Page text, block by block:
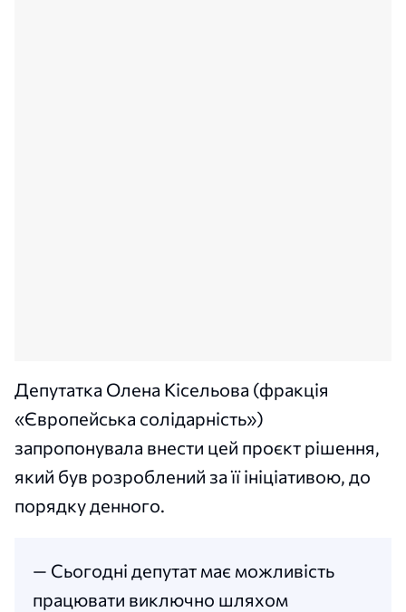
Депутатка Олена Кісельова (фракція
«Європейська солідарність»)
запропонувала внести цей проєкт рішення,
який був розроблений за її ініціативою, до
порядку денного.
— Сьогодні депутат має можливість
працювати виключно шляхом